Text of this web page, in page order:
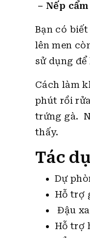
– Nếp
Bạn có
lên men
sử dụng
Cách làm
phút rồi
trứng gà.
thấy.
Tác
Dự
Hỗ trợ
Đậu
Hỗ trợ